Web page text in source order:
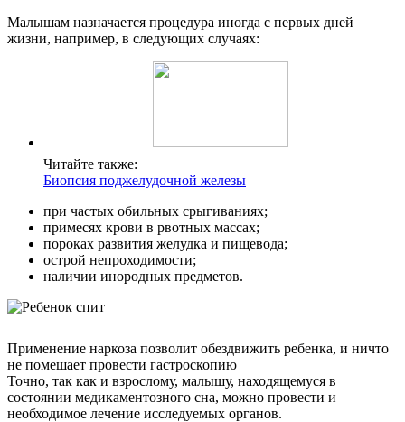
Малышам назначается процедура иногда с первых дней
жизни, например, в следующих случаях:
Читайте также:
Биопсия поджелудочной железы
при частых обильных срыгиваниях;
примесях крови в рвотных массах;
пороках развития желудка и пищевода;
острой непроходимости;
наличии инородных предметов.
Применение наркоза позволит обездвижить ребенка, и ничто
не помешает провести гастроскопию
Точно, так как и взрослому, малышу, находящемуся в
состоянии медикаментозного сна, можно провести и
необходимое лечение исследуемых органов.